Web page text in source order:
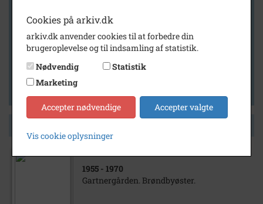
Vis kun med billeder
Vis kun med filmklip
Vis kun med kilder
1955 - 1970
Gartnergården. Brøndbyøster.
Cookies på arkiv.dk
arkiv.dk anvender cookies til at forbedre din
brugeroplevelse og til indsamling af statistik.
Nødvendig
Statistik
Marketing
Accepter nødvendige Accepter valgte
Vis cookie oplysninger